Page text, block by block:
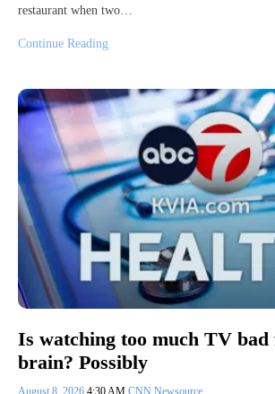
restaurant when two…
Continue Reading
Is watching too much TV
brain? Possibly
August 8, 2026 4:30 AM CNN Newsource